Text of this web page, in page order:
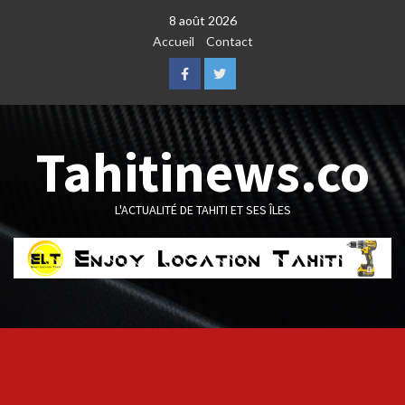
8 août 2026
Accueil
Contact
FacebookTwitter
Tahitinews.co
L'ACTUALITÉ DE TAHITI ET SES ÎLES